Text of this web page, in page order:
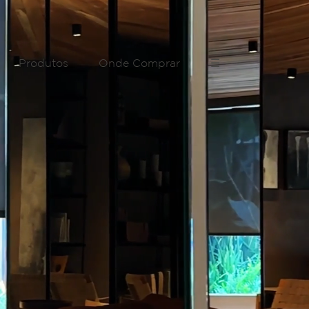
Produtos Onde Comprar ☰